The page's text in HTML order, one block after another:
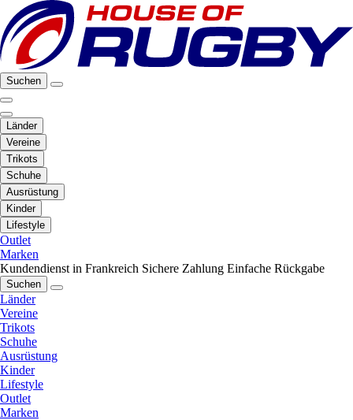
Suchen
Länder
Vereine
Trikots
Schuhe
Ausrüstung
Kinder
Lifestyle
Outlet
Marken
Kundendienst in Frankreich Sichere Zahlung Einfache Rückgabe
Suchen
Länder
Vereine
Trikots
Schuhe
Ausrüstung
Kinder
Lifestyle
Outlet
Marken